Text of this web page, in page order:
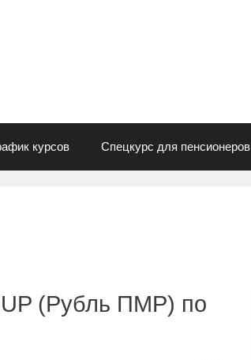
курсов Спецкурс для пенсионеров
(Рубль ПМР) по